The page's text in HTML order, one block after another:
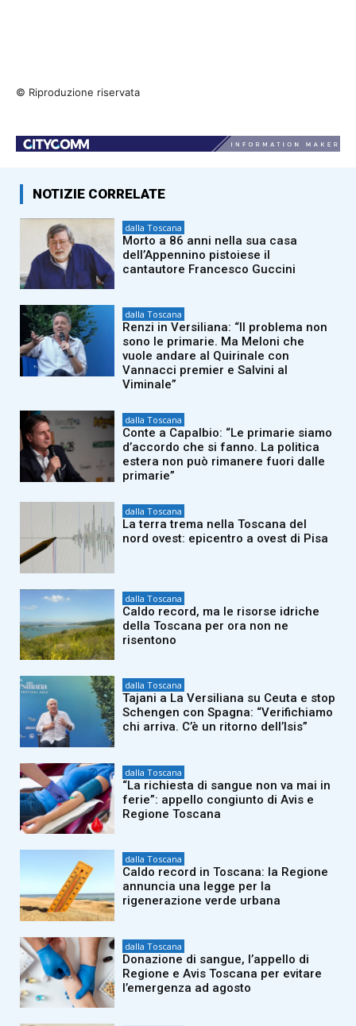
© Riproduzione riservata
NOTIZIE CORRELATE
dalla Toscana
Morto a 86 anni nella sua casa
dell’Appennino pistoiese il
cantautore Francesco Guccini
dalla Toscana
Renzi in Versiliana: “Il problema non
sono le primarie. Ma Meloni che
vuole andare al Quirinale con
Vannacci premier e Salvini al
Viminale”
dalla Toscana
Conte a Capalbio: “Le primarie siamo
d’accordo che si fanno. La politica
estera non può rimanere fuori dalle
primarie”
dalla Toscana
La terra trema nella Toscana del
nord ovest: epicentro a ovest di Pisa
dalla Toscana
Caldo record, ma le risorse idriche
della Toscana per ora non ne
risentono
dalla Toscana
Tajani a La Versiliana su Ceuta e stop
Schengen con Spagna: “Verifichiamo
chi arriva. C’è un ritorno dell’Isis”
dalla Toscana
“La richiesta di sangue non va mai in
ferie”: appello congiunto di Avis e
Regione Toscana
dalla Toscana
Caldo record in Toscana: la Regione
annuncia una legge per la
rigenerazione verde urbana
dalla Toscana
Donazione di sangue, l’appello di
Regione e Avis Toscana per evitare
l’emergenza ad agosto